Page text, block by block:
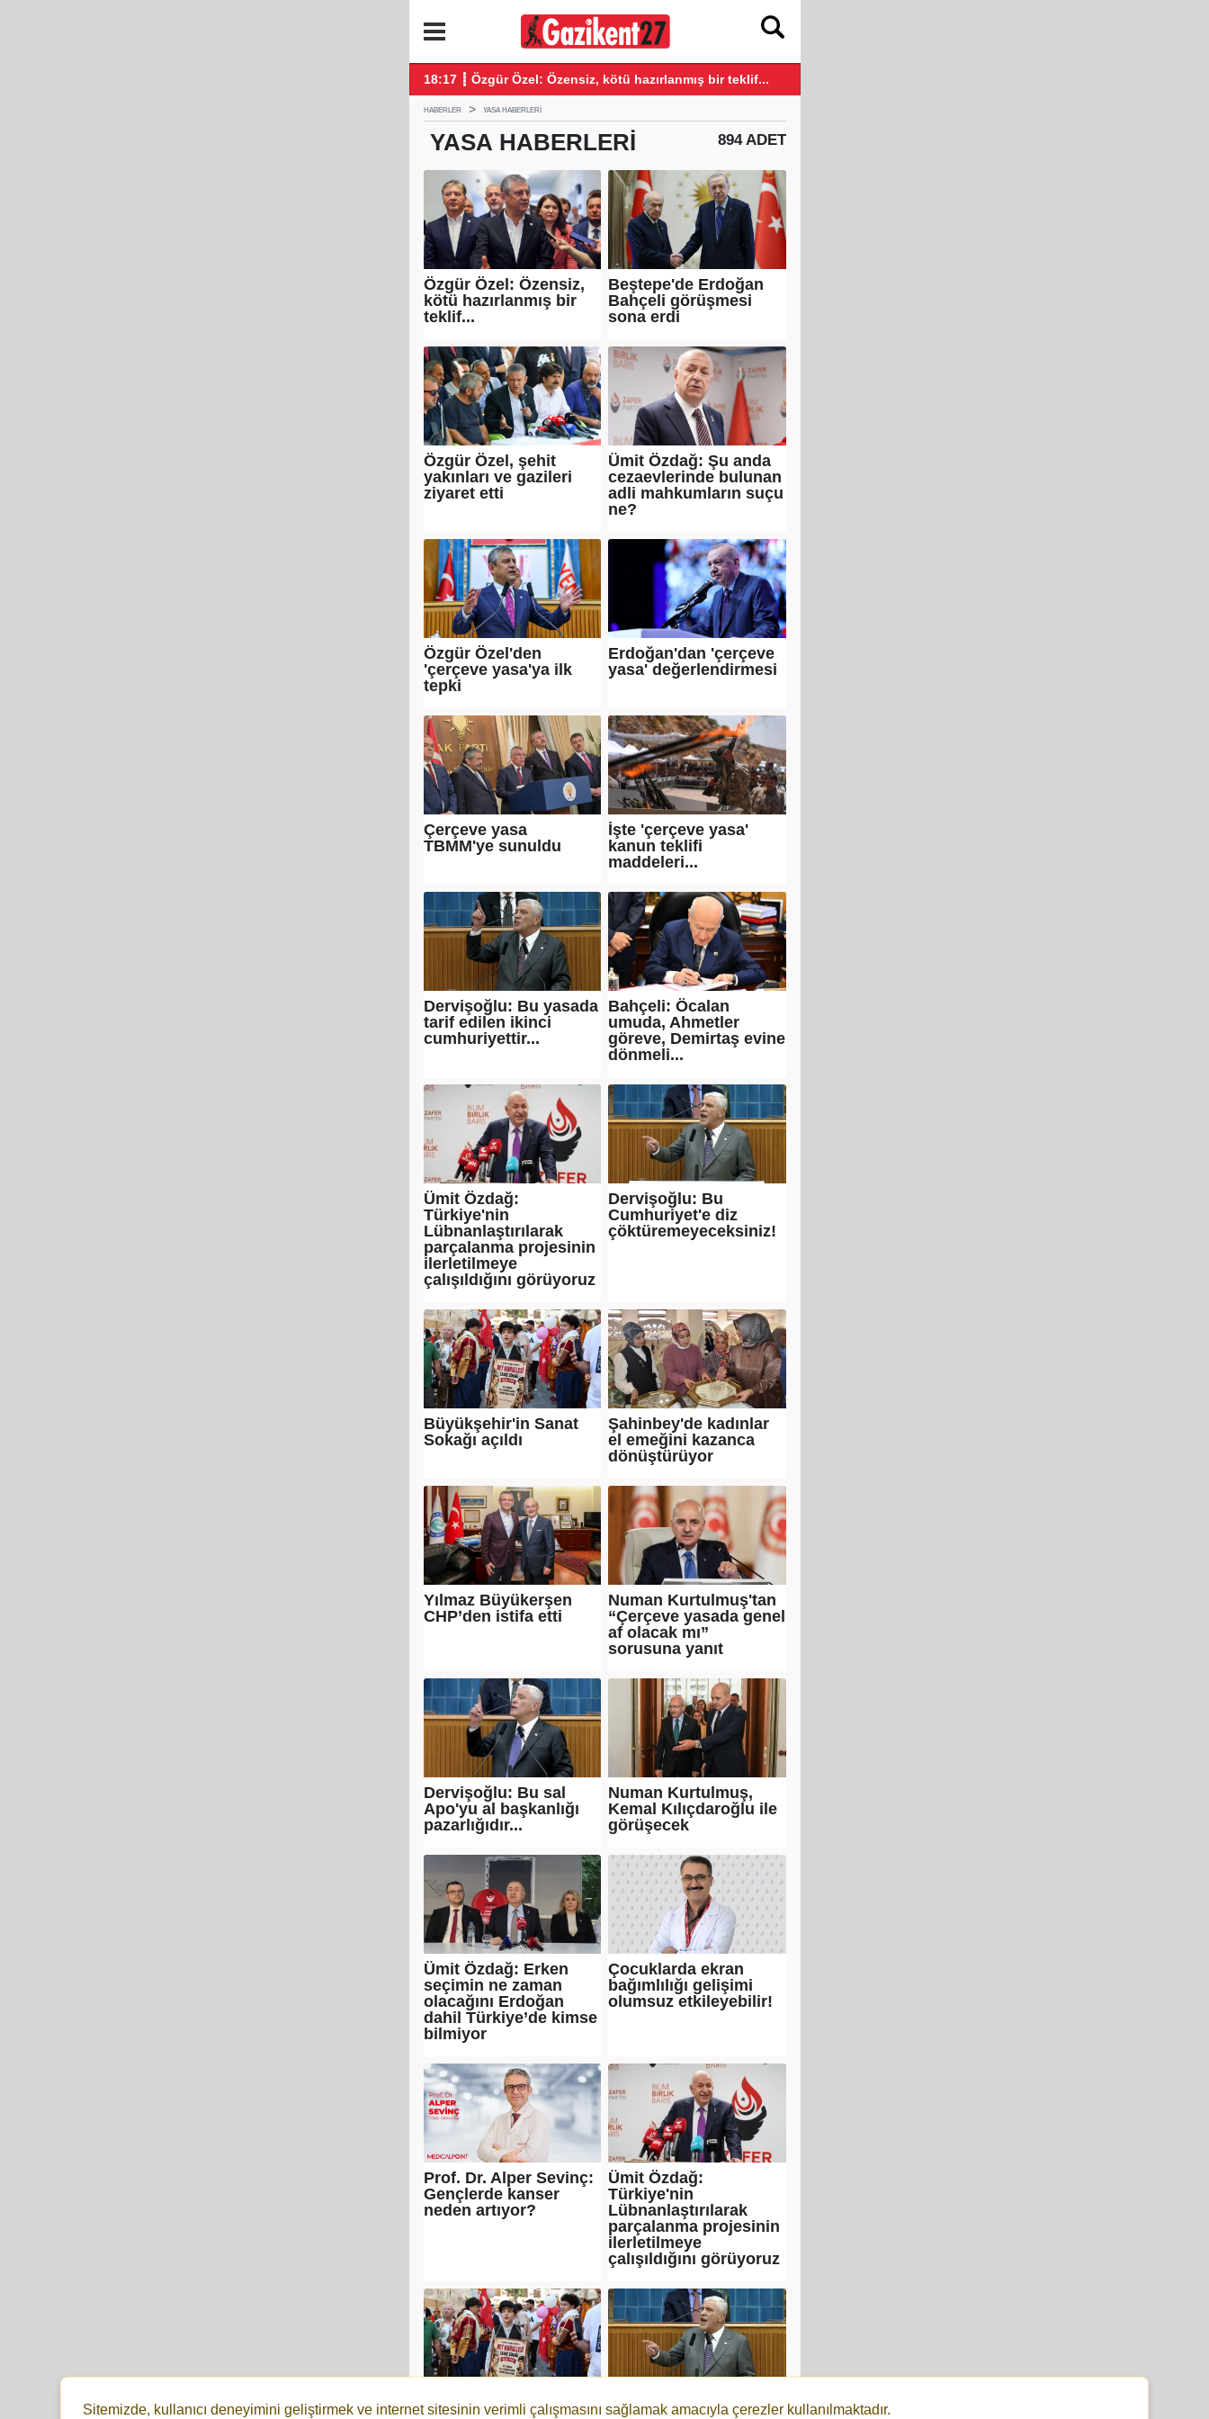
18:16 ┋ Avcılar Belediye Başkanı Utku Caner Çaykara için tahliye kararı
HABERLER YASA HABERLERI
YASA HABERLERI 894 ADET
Özgür Özel: Özensiz,
kötü hazırlanmış bir
teklif...
Beştepe'de Erdoğan
Bahçeli görüşmesi
sona erdi
Özgür Özel, şehit
yakınları ve gazileri
ziyaret etti
Ümit Özdağ: Şu anda
cezaevlerinde bulunan
adli mahkumların suçu
ne?
Özgür Özel'den
'çerçeve yasa'ya ilk
tepki
Erdoğan'dan 'çerçeve
yasa' değerlendirmesi
Çerçeve yasa
TBMM'ye sunuldu
İşte 'çerçeve yasa'
kanun teklifi
maddeleri...
Dervişoğlu: Bu yasada
tarif edilen ikinci
cumhuriyettir...
Bahçeli: Öcalan
umuda, Ahmetler
göreve, Demirtaş evine
dönmeli...
Ümit Özdağ:
Türkiye'nin
Lübnanlaştırılarak
parçalanma projesinin
ilerletilmeye
çalışıldığını görüyoruz
Dervişoğlu: Bu
Cumhuriyet'e diz
çöktüremeyeceksiniz!
Büyükşehir'in Sanat
Sokağı açıldı
Şahinbey'de kadınlar
el emeğini kazanca
dönüştürüyor
Yılmaz Büyükerşen
CHP’den istifa etti
Numan Kurtulmuş'tan
“Çerçeve yasada genel
af olacak mı”
sorusuna yanıt
Dervişoğlu: Bu sal
Apo'yu al başkanlığı
pazarlığıdır...
Numan Kurtulmuş,
Kemal Kılıçdaroğlu ile
görüşecek
Ümit Özdağ: Erken
seçimin ne zaman
olacağını Erdoğan
dahil Türkiye’de kimse
bilmiyor
Çocuklarda ekran
bağımlılığı gelişimi
olumsuz etkileyebilir!
Prof. Dr. Alper Sevinç:
Gençlerde kanser
neden artıyor?
Ümit Özdağ:
Türkiye'nin
Lübnanlaştırılarak
parçalanma projesinin
ilerletilmeye
çalışıldığını görüyoruz
Büyükşehir'in Sanat
Dervişoğlu: Bu
Sitemizde, kullanıcı deneyimini geliştirmek ve internet sitesinin verimli çalışmasını sağlamak amacıyla çerezler kullanılmaktadır.